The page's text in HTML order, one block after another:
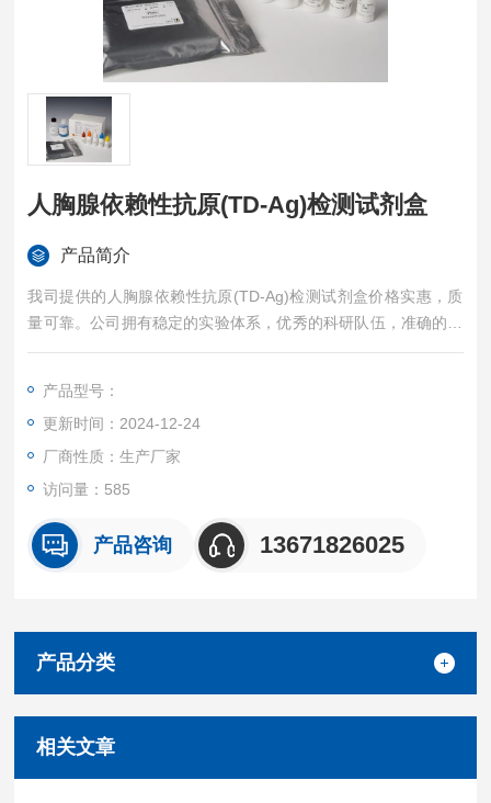
人胸腺依赖性抗原(TD-Ag)检测试剂盒
产品简介
我司提供的人胸腺依赖性抗原(TD-Ag)检测试剂盒价格实惠，质
量可靠。公司拥有稳定的实验体系，优秀的科研队伍，准确的实
验结果，是您值得信赖的合作伙伴，凡购买我司的试剂盒产品都
产品型号：
更新时间：2024-12-24
厂商性质：生产厂家
访问量：585
产品咨询 13671826025
产品分类
相关文章